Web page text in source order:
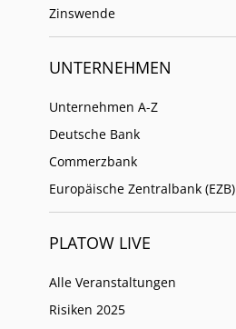
Zinswende
UNTERNEHMEN
Unternehmen A-Z
Deutsche Bank
Commerzbank
Europäische Zentralbank (EZB)
PLATOW LIVE
Alle Veranstaltungen
Risiken 2025